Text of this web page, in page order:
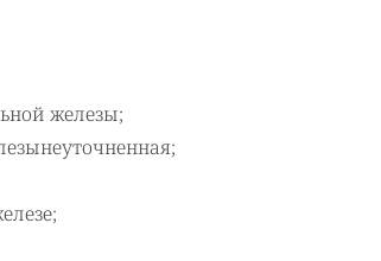
железы;